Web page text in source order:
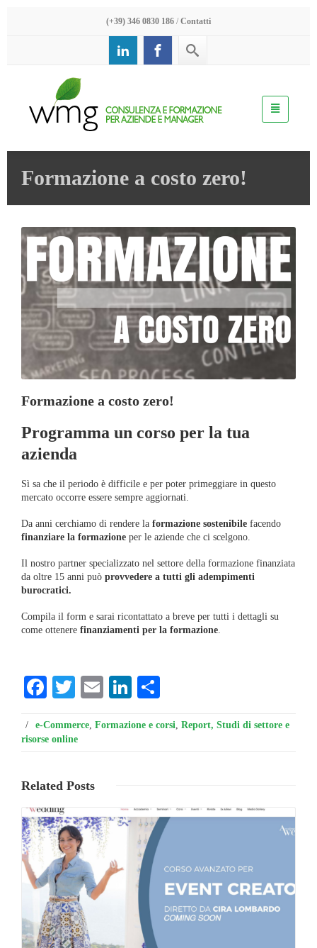
(+39) 346 0830 186 / Contatti
Formazione a costo zero!
Formazione a costo zero!
Programma un corso per la tua
azienda
Sì sa che il periodo è difficile e per poter primeggiare in questo
mercato occorre essere sempre aggiornati.
Da anni cerchiamo di rendere la formazione sostenibile facendo
finanziare la formazione per le aziende che ci scelgono.
Il nostro partner specializzato nel settore della formazione finanziata
da oltre 15 anni può provvedere a tutti gli adempimenti
burocratici.
Compila il form e sarai ricontattato a breve per tutti i dettagli su
come ottenere finanziamenti per la formazione
Facebook
Twitter
EmailLinkedIn
/ e-Commerce Formazione e corsi Report, Studi di settore e
risorse online
Related Posts